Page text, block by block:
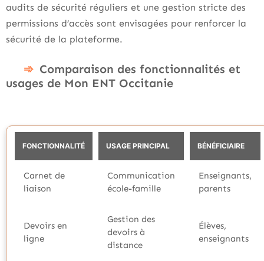
audits de sécurité réguliers et une gestion stricte des
permissions d’accès sont envisagées pour renforcer la
sécurité de la plateforme.
Comparaison des fonctionnalités et
usages de Mon ENT Occitanie
FONCTIONNALITÉ USAGE PRINCIPAL BÉNÉFICIAIRE
Carnet de
liaison
Communication
école-famille
Enseignants,
parents
Devoirs en
ligne
Gestion des
devoirs à
distance
Élèves,
enseignants